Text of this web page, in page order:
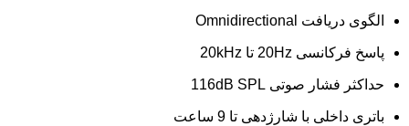
الگوی دریافت Omnidirectional
پاسخ فرکانسی 20Hz تا 20kHz
حداکثر فشار صوتی 116dB SPL
باتری داخلی با شارژدهی تا 9 ساعت